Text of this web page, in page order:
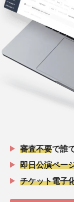
審査不要で誰
即日公演ペー
チケット電子